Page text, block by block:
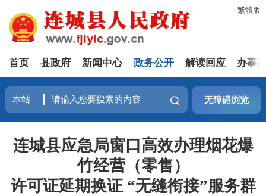
繁體版
首页 县政府 新闻中心 政务公开 解读回应 办事
无障碍浏览
连城县应急局窗口高效办理烟花爆
竹经营（零售）
许可证延期换证 “无缝衔接”服务群